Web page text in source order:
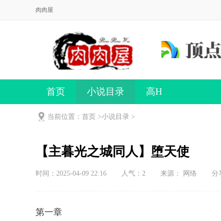
肉肉屋
首页 小说目录 高H
当前位置：首页 >小说目录 >
【主暮光之城同人】堕天使
时间：2025-04-09 22:16 人气： 2 来源： 网络 分
第一章